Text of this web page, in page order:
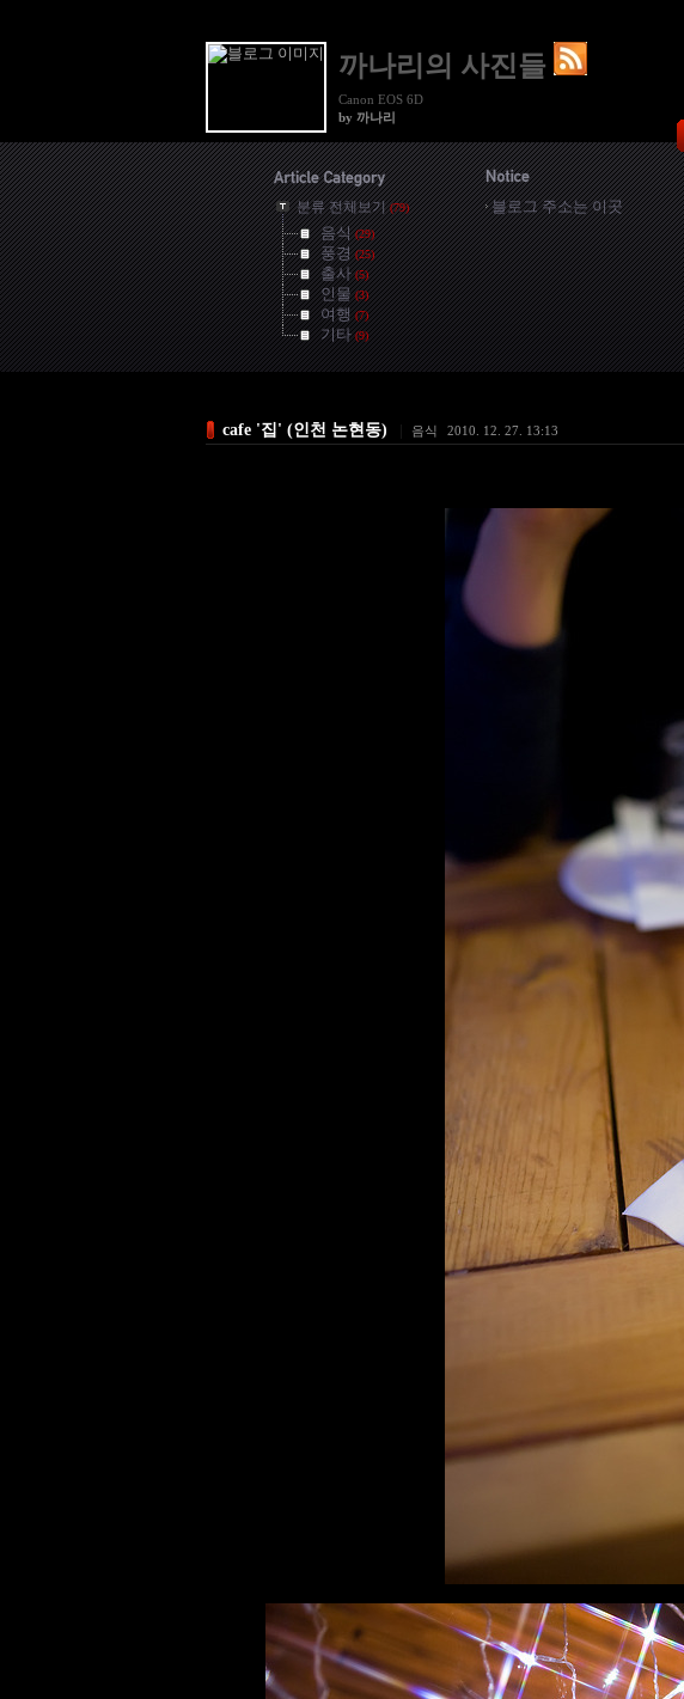
까나리의 사진들
Canon EOS 6D
by 까나리
분류 전체보기(79)
음식(29)
풍경(25)
출사(5)
인물(3)
여행(7)
기타(9)
블로그 주소는 이곳
cafe '집' (인천 논현동) 음식 2010. 12. 27. 13:13